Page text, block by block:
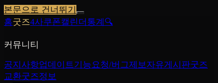
본문으로 건너뛰기
홈굿즈4사쿠폰캘린더 통계 🔍
커뮤니티
공지사항업데이트기능요청/버그제보자유게시판굿즈
교환굿즈정보